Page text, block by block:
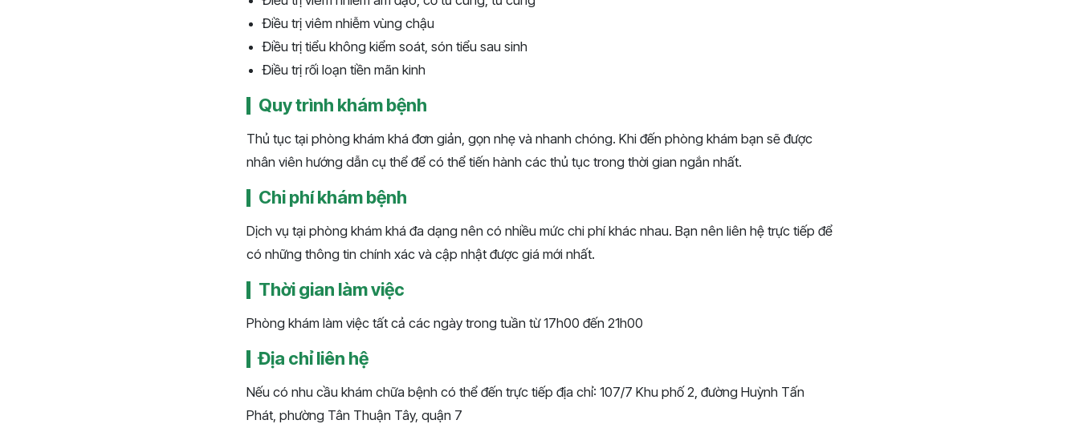
Điều trị viêm nhiễm vùng chậu
Điều trị tiểu không kiểm soát, són tiểu sau sinh
Điều trị rối loạn tiền mãn kinh
Quy trình khám bệnh
Thủ tục tại phòng khám khá đơn giản, gọn nhẹ và nhanh chóng. Khi đến phòng khám bạn sẽ được
nhân viên hướng dẫn cụ thể để có thể tiến hành các thủ tục trong thời gian ngắn nhất.
Chi phí khám bệnh
Dịch vụ tại phòng khám khá đa dạng nên có nhiều mức chi phí khác nhau. Bạn nên liên hệ trực tiếp để
có những thông tin chính xác và cập nhật được giá mới nhất.
Thời gian làm việc
Phòng khám làm việc tất cả các ngày trong tuần từ 17h00 đến 21h00
Địa chỉ liên hệ
Nếu có nhu cầu khám chữa bệnh có thể đến trực tiếp địa chỉ: 107/7 Khu phố 2, đường Huỳnh Tấn
Phát, phường Tân Thuận Tây, quận 7